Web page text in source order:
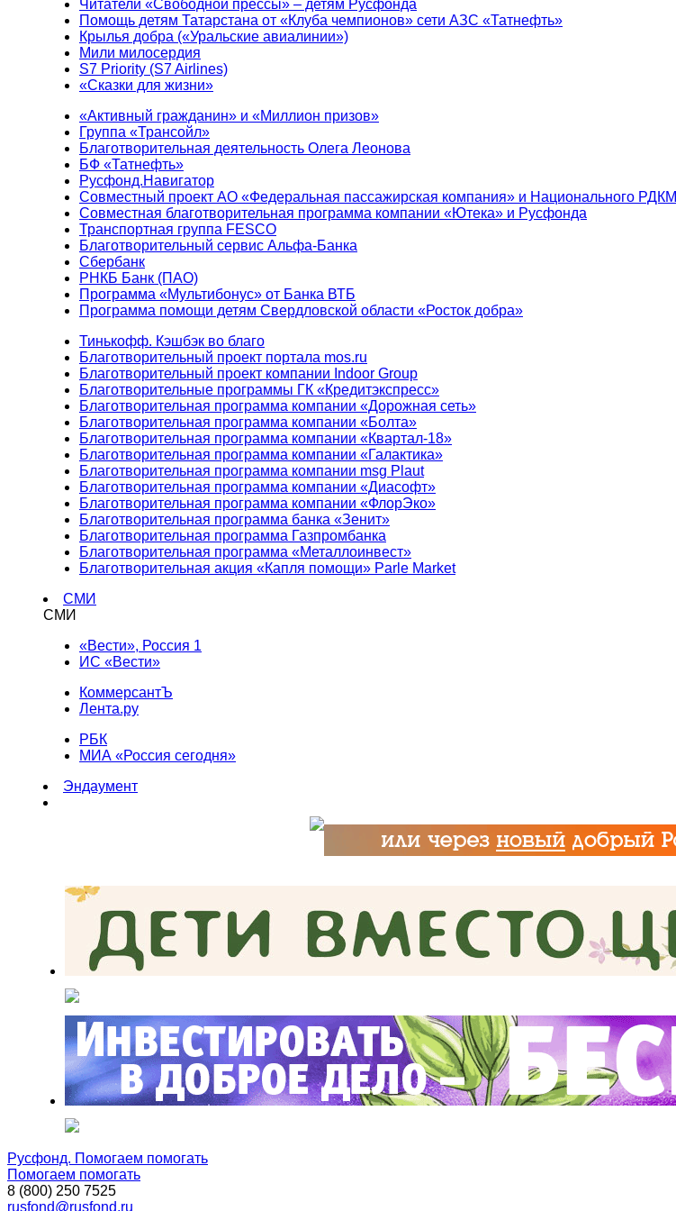
Читатели «Свободной прессы» – детям Русфонда
Помощь детям Татарстана от «Клуба чемпионов» сети АЗС «Татнефть»
Крылья добра («Уральские авиалинии»)
Мили милосердия
S7 Priority (S7 Airlines)
«Сказки для жизни»
«Активный гражданин» и «Миллион призов»
Группа «Трансойл»
Благотворительная деятельность Олега Леонова
БФ «Татнефть»
Русфонд.Навигатор
Совместный проект АО «Федеральная пассажирская компания» и Национального РДКМ
Совместная благотворительная программа компании «Ютека» и Русфонда
Транспортная группа FESCO
Благотворительный сервис Альфа-Банка
Сбербанк
РНКБ Банк (ПАО)
Программа «Мультибонус» от Банка ВТБ
Программа помощи детям Свердловской области «Росток добра»
Тинькофф. Кэшбэк во благо
Благотворительный проект портала mos.ru
Благотворительный проект компании Indoor Group
Благотворительные программы ГК «Кредитэкспресс»
Благотворительная программа компании «Дорожная сеть»
Благотворительная программа компании «Болта»
Благотворительная программа компании «Квартал-18»
Благотворительная программа компании «Галактика»
Благотворительная программа компании msg Plaut
Благотворительная программа компании «Диасофт»
Благотворительная программа компании «ФлорЭко»
Благотворительная программа банка «Зенит»
Благотворительная программа Газпромбанка
Благотворительная программа «Металлоинвест»
Благотворительная акция «Капля помощи» Parle Market
СМИ
СМИ
«Вести», Россия 1
ИС «Вести»
КоммерсантЪ
Лента.ру
РБК
МИА «Россия сегодня»
Эндаумент
Русфонд. Помогаем помогать
Помогаем помогать
8 (800) 250 7525
rusfond@rusfond.ru